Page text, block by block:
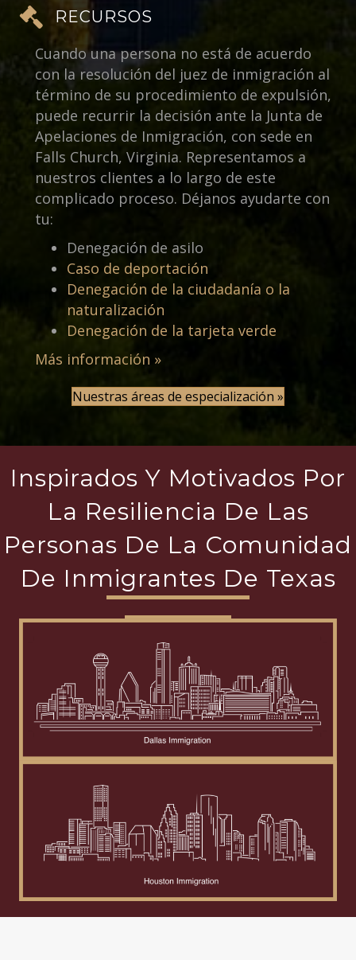
RECURSOS
Cuando una persona no está de acuerdo
con la resolución del juez de inmigración al
término de su procedimiento de expulsión,
puede recurrir la decisión ante la Junta de
Apelaciones de Inmigración, con sede en
Falls Church, Virginia. Representamos a
nuestros clientes a lo largo de este
complicado proceso. Déjanos ayudarte con
tu:
Denegación de asilo
Caso de deportación
Denegación de la ciudadanía o la
naturalización
Denegación de la tarjeta verde
Más información »
Nuestras áreas de especialización »
Inspirados Y Motivados Por
La Resiliencia De Las
Personas De La Comunidad
De Inmigrantes De Texas